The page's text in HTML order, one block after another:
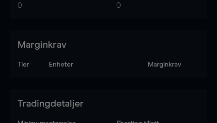
0 0
Marginkrav
Tier Enheter Marginkrav
Tradingdetaljer